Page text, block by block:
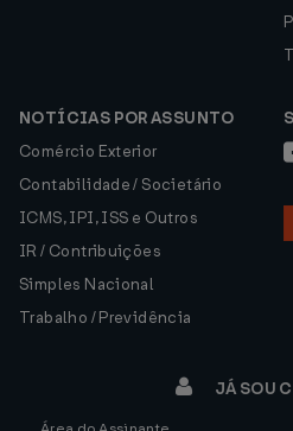
NOTÍCIAS POR ASSUNTO
Comércio Exterior
Contabilidade / Societário
ICMS, IPI, ISS e Outros
IR / Contribuições
Simples Nacional
Trabalho / Previdência
JÁ SOU